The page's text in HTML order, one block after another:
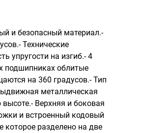
Мешки для обуви
Пеналы для школы
Новинки
Багаж
Чемоданы оптом
и безопасный материал.-
Технические
упругости на изгиб.- 4
подшипниках облитые
на 360 градусов.- Тип
металлическая
Верхняя и боковая
и встроенный кодовый
которое разделено на две